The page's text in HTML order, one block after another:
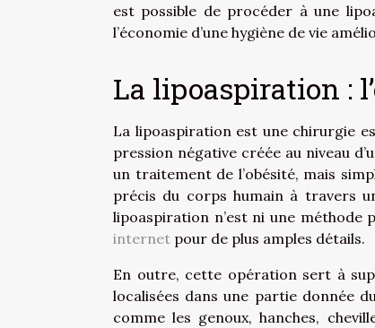
est possible de procéder à une
l’économie d’une hygiène de vie
La lipoaspiration :
La lipoaspiration est une chirurgie
pression négative créée au niveau
un traitement de l’obésité, mais
précis du corps humain à travers
lipoaspiration n’est ni une
internet pour de plus amples détails.
En outre, cette opération sert à
localisées dans une partie donnée
comme les genoux, hanches,